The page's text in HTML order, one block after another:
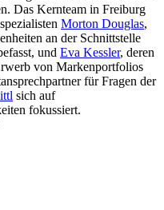
Das Kernteam in Freiburg
Morton Douglas,
an der Schnittstelle
und Eva Kessler, deren
von Markenportfolios
für Fragen der
sich auf
fokussiert.